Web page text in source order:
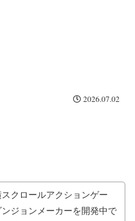
2026.07.02
クロールアクションゲー
ジョンメーカーを開発中で